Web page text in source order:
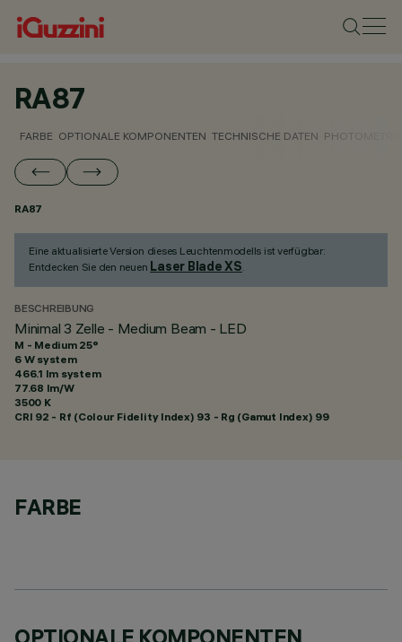
RA87
FARBE OPTIONALE KOMPONENTEN TECHNISCHE DATEN
RA87
Eine aktualisierte Version dieses Leuchtenmodells ist verfügbar:
Entdecken Sie den neuen Laser Blade XS.
BESCHREIBUNG
Minimal 3 Zelle - Medium Beam - LED
M - Medium 25°
6 W system
466.1 lm system
77.68 lm/W
3500 K
CRI 92 - Rf (Colour Fidelity Index) 93 - Rg (Gamut Index) 99
FARBE
OPTIONALE KOMPONENTEN